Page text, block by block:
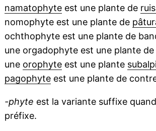
namatophyteest une plante de
nomophyte est une plante de
ochthophyte est une plante de
une orgadophyte est une plante
une orophyteest une plante
pagophyteest une plante de
-phyte est la variante suffixe quand
préfixe.